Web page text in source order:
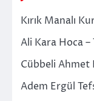
Kırık Manalı
Ali Kara Hoca
Cübbeli Ahmet
Adem Ergül